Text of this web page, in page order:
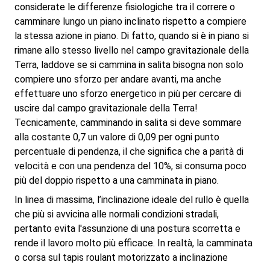
considerate le differenze fisiologiche tra il correre o
camminare lungo un piano inclinato rispetto a compiere
la stessa azione in piano. Di fatto, quando si è in piano si
rimane allo stesso livello nel campo gravitazionale della
Terra, laddove se si cammina in salita bisogna non solo
compiere uno sforzo per andare avanti, ma anche
effettuare uno sforzo energetico in più per cercare di
uscire dal campo gravitazionale della Terra!
Tecnicamente, camminando in salita si deve sommare
alla costante 0,7 un valore di 0,09 per ogni punto
percentuale di pendenza, il che significa che a parità di
velocità e con una pendenza del 10%, si consuma poco
più del doppio rispetto a una camminata in piano.
In linea di massima, l’inclinazione ideale del rullo è quella
che più si avvicina alle normali condizioni stradali,
pertanto evita l'assunzione di una postura scorretta e
rende il lavoro molto più efficace. In realtà, la camminata
o corsa sul tapis roulant motorizzato a inclinazione